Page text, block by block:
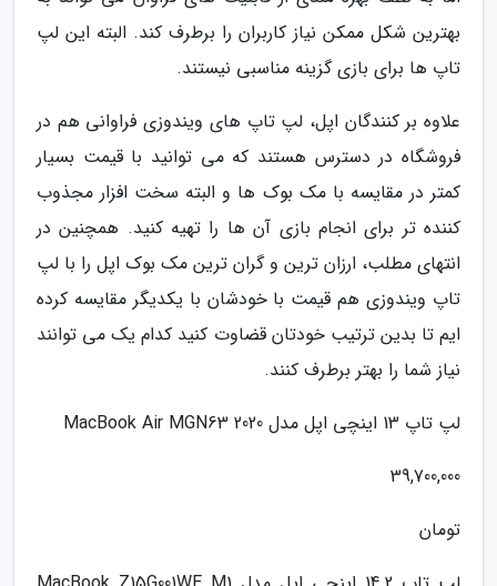
بهترین شکل ممکن نیاز کاربران را برطرف کند. البته این لپ
تاپ ها برای بازی گزینه مناسبی نیستند.
علاوه بر کنندگان اپل، لپ تاپ های ویندوزی فراوانی هم در
فروشگاه در دسترس هستند که می توانید با قیمت بسیار
کمتر در مقایسه با مک بوک ها و البته سخت افزار مجذوب
کننده تر برای انجام بازی آن ها را تهیه کنید. همچنین در
انتهای مطلب، ارزان ترین و گران ترین مک بوک اپل را با لپ
تاپ ویندوزی هم قیمت با خودشان با یکدیگر مقایسه کرده
ایم تا بدین ترتیب خودتان قضاوت کنید کدام یک می توانند
نیاز شما را بهتر برطرف کنند.
لپ تاپ 13 اینچی اپل مدل MacBook Air MGN63 2020
39,700,000
تومان